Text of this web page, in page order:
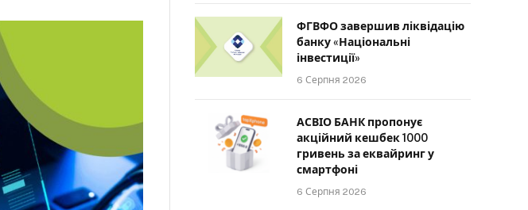
ФГВФО завершив ліквідацію
банку «Національні
інвестиції»
6 Серпня 2026
АСВІО БАНК пропонує
акційний кешбек 1000
гривень за еквайринг у
смартфоні
6 Серпня 2026